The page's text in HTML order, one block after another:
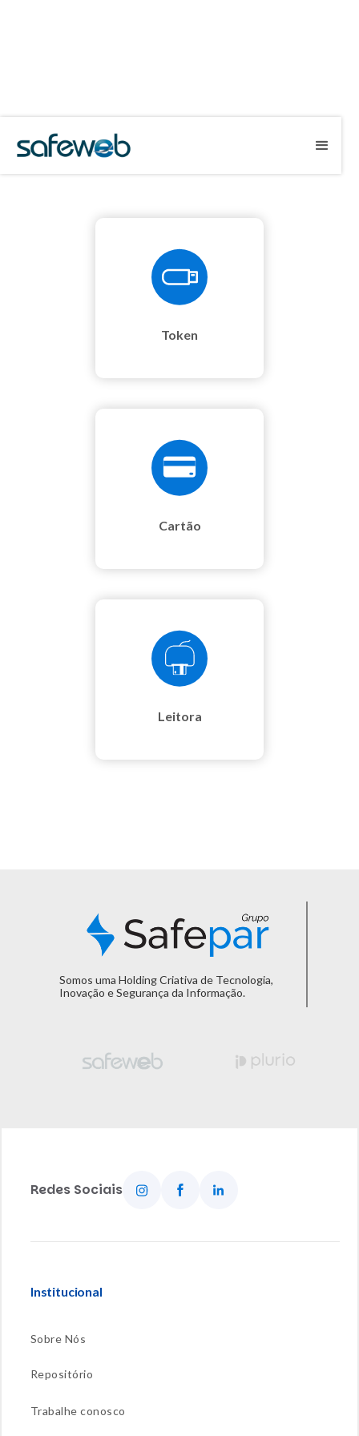
Central de downloads
Escolha a mídia que você deseja
Token
Cartão
Leitora
Somos uma Holding Criativa de Tecnologia,
Inovação e Segurança da Informação.
Redes Sociais
Institucional
Sobre Nós
Repositório
Trabalhe conosco